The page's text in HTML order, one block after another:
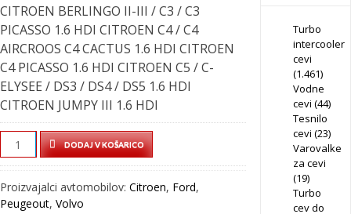
CITROEN BERLINGO II-III / C3 / C3
PICASSO 1.6 HDI CITROEN C4 / C4
AIRCROOS C4 CACTUS 1.6 HDI CITROEN
C4 PICASSO 1.6 HDI CITROEN C5 / C-
ELYSEE / DS3 / DS4 / DS5 1.6 HDI
CITROEN JUMPY III 1.6 HDI
TURBO
CEV
INTERCOLER
DODAJ V KOŠARICO
Proizvajalci avtomobilov: Citroen, Ford,
Peugeout, Volvo
Turbo
intercooler
cevi
(1.461)
Vodne
cevi (44)
Tesnilo
cevi (23)
Varovalke
za cevi
(19)
Turbo
cev do